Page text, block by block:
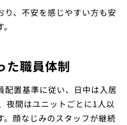
り、不安を感じやすい方も安
た職員体制
配置基準に従い、日中は入居
夜間はユニットごとに1人以
。顔なじみのスタッフが継続